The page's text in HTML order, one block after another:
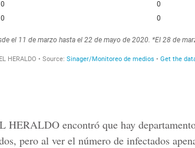
HERALDO encontró que hay
, pero al ver el número de infectados